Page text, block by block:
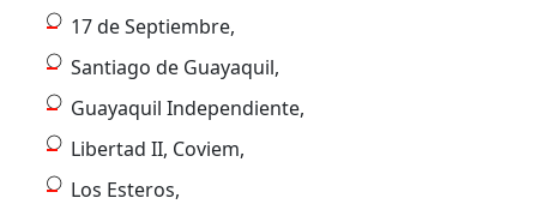
17 de Septiembre,
Santiago de Guayaquil,
Guayaquil Independiente,
Libertad II, Coviem,
Los Esteros,